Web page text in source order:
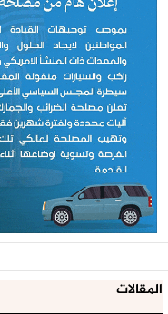
المقالات